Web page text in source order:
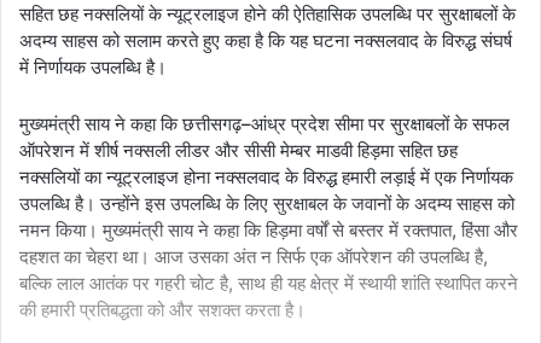
सहित छह नक्सलियों के न्यूट्रलाइज होने की ऐतिहासिक उपलब्धि पर सुरक्षाबलों के
अदम्य साहस को सलाम करते हुए कहा है कि यह घटना नक्सलवाद के विरुद्ध संघर्ष
में निर्णायक उपलब्धि है।
मुख्यमंत्री साय ने कहा कि छत्तीसगढ़–आंध्र प्रदेश सीमा पर सुरक्षाबलों के सफल
ऑपरेशन में शीर्ष नक्सली लीडर और सीसी मेम्बर माडवी हिड़मा सहित छह
नक्सलियों का न्यूट्रलाइज होना नक्सलवाद के विरुद्ध हमारी लड़ाई में एक निर्णायक
उपलब्धि है। उन्होंने इस उपलब्धि के लिए सुरक्षाबल के जवानों के अदम्य साहस को
नमन किया। मुख्यमंत्री साय ने कहा कि हिड़मा वर्षों से बस्तर में रक्तपात, हिंसा और
दहशत का चेहरा था। आज उसका अंत न सिर्फ एक ऑपरेशन की उपलब्धि है,
बल्कि लाल आतंक पर गहरी चोट है, साथ ही यह क्षेत्र में स्थायी शांति स्थापित करने
की हमारी प्रतिबद्धता को और सशक्त करता है।